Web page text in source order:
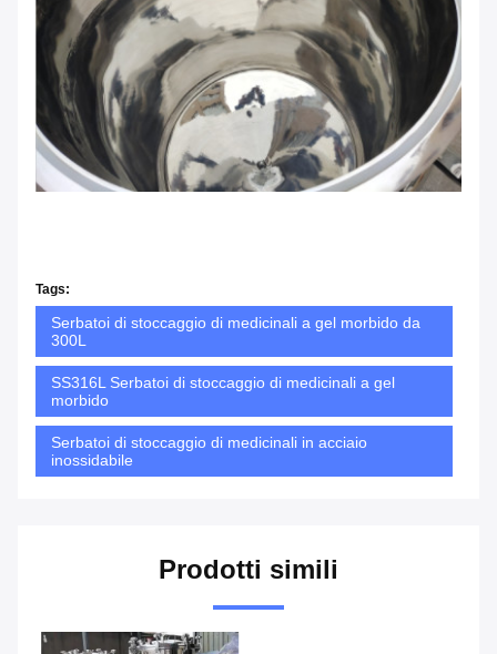
Tags:
Serbatoi di stoccaggio di medicinali a gel morbido da
300L
SS316L Serbatoi di stoccaggio di medicinali a gel
morbido
Serbatoi di stoccaggio di medicinali in acciaio
inossidabile
Prodotti simili